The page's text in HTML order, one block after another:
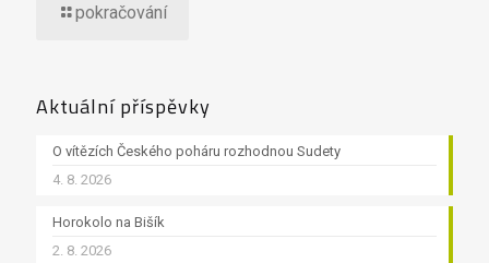
pokračování
Aktuální příspěvky
O vítězích Českého poháru rozhodnou Sudety
4. 8. 2026
Horokolo na Bišík
2. 8. 2026